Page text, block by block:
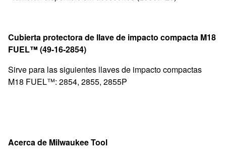
Cubierta protectora de llave de impacto compacta M18
FUEL™ (49-16-2854)
Sirve para las siguientes llaves de impacto compactas
M18 FUEL™: 2854, 2855, 2855P
Acerca de Milwaukee Tool